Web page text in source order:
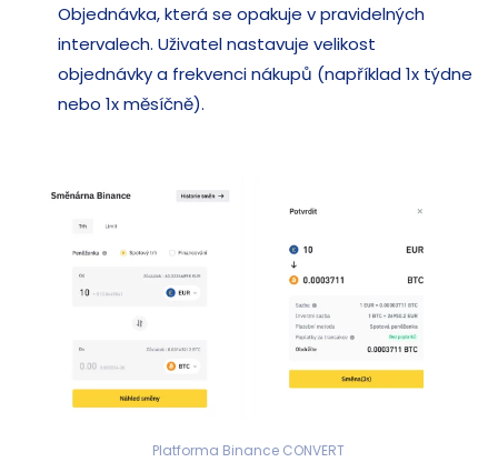
Objednávka, která se opakuje v pravidelných
intervalech. Uživatel nastavuje velikost
objednávky a frekvenci nákupů (například 1x týdne
nebo 1x měsíčně).
Platforma Binance CONVERT